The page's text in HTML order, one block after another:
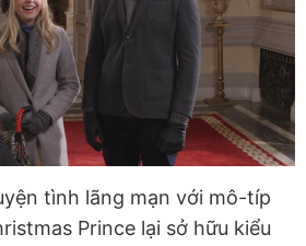
tình lãng mạn với mô-típ
Prince lại sở hữu kiểu